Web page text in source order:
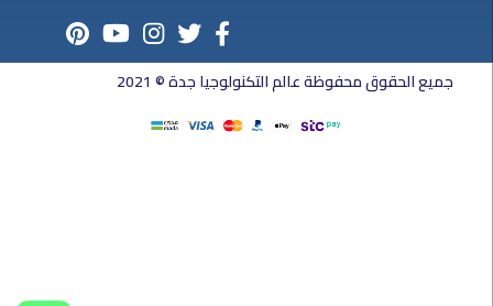
جميع الحقوق محفوظة عالم التكنولوجيا جدة © 2021